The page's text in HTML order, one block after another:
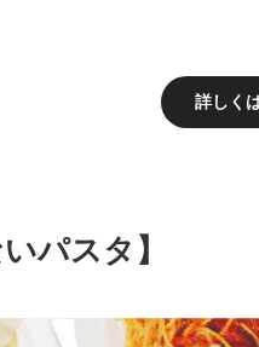
詳しく
パスタ】